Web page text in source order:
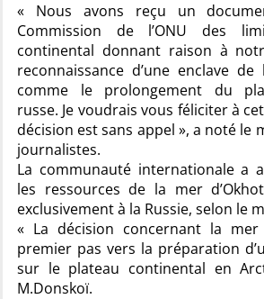
« Nous avons reçu un
Commission de l’ONU des
continental donnant raison à
reconnaissance d’une enclave de
comme le prolongement du
russe. Je voudrais vous féliciter à
décision est sans appel », a noté le
journalistes.
La communauté internationale a
les ressources de la mer
exclusivement à la Russie, selon le
« La décision concernant la mer
premier pas vers la préparation
sur le plateau continental en
M.Donskoï.